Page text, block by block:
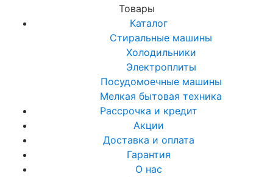
Товары
Каталог
Стиральные машины
Холодильники
Электроплиты
Посудомоечные машины
Мелкая бытовая техника
Рассрочка и кредит
Акции
Доставка и оплата
Гарантия
О нас